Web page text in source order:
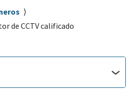
de CCTV calificado